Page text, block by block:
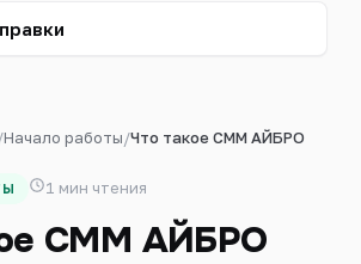
/Начало работы/Что такое СММ АЙБРО
1 мин чтения
СММ АЙБРО